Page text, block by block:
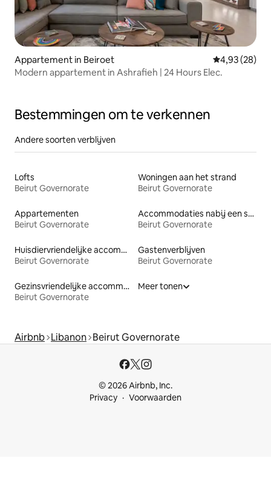
Appartement in Beiroet Gemiddelde
4,93 (28)
Modern appartement in Ashrafieh | 24 Hours Elec.
Bestemmingen om te verkennen
Andere soorten verblijven
Lofts
Beirut Governorate
Woningen aan het strand
Beirut Governorate
Appartementen
Beirut Governorate
Accommodaties nabij een strand
Beirut Governorate
Huisdiervriendelijke accommodaties
Beirut Governorate
Gastenverblijven
Beirut Governorate
Gezinsvriendelijke accommodaties
Beirut Governorate
Meer tonen
Airbnb Libanon Beirut Governorate
© 2026 Airbnb, Inc.
Privacy
Voorwaarden